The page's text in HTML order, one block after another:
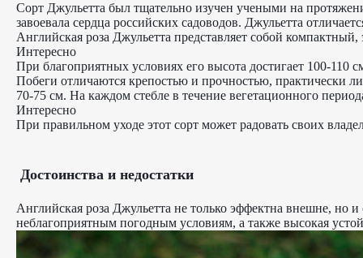
Сорт Джульетта был тщательно изучен учеными на
завоевала сердца российских садоводов. Джульетта
Английская роза Джульетта представляет собой
Интересно
При благоприятных условиях его высота достигает 100-110
Побеги отличаются крепостью и прочностью, практически
70-75 см. На каждом стебле в течение вегетационного
Интересно
При правильном уходе этот сорт может радовать своих
Достоинства и недостатки
Английская роза Джульетта не только эффектна внешне, но
неблагоприятным погодным условиям, а также высокая